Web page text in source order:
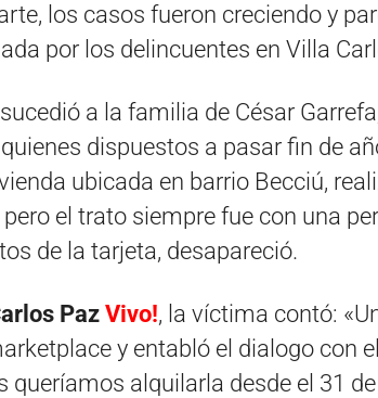
los casos fueron creciendo y
por los delincuentes en Villa
a la familia de César
dispuestos a pasar fin de
ubicada en barrio Becciú,
el trato siempre fue con una
de la tarjeta, desapareció.
Paz Vivo!, la víctima contó:
y entabló el dialogo con
queríamos alquilarla desde el 31